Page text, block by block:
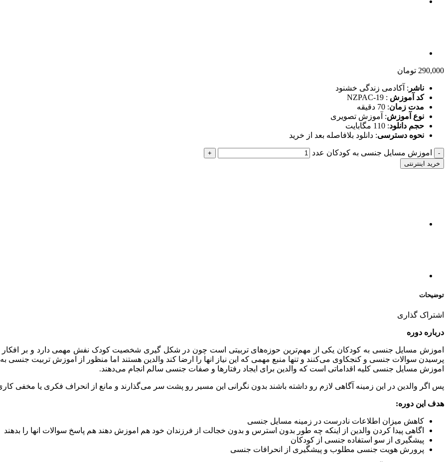
290,000 تومان
ناشر : آکادمی زندگی خشنود
کد آموزش : NZPAC-19
مدت زمان: 70 دقیقه
نوع آموزش: آموزش تصویری
حجم دانلود: 110 مگابایت
نحوه دسترسی: دانلود بلافاصله بعد از خرید
اموزش مسایل جنسی به کودکان عدد
خرید اینترنتی
توضیحات
اشتراک گذاری
درباره دوره
پرسیدن سوالات جنسی و کنجکاوی می‌کنند و تنها منبع مهمی که این نیاز انها را ارضا کند والدین هستند اما منظور از اموزش تربیت جنسی
اموزش مسایل جنسی کلیه اقداماتی است که والدین برای ایجاد رفتارها و صفات جنسی سالم انجام می‌دهند.
پس اگر والدین در این زمینه آگاهی لازم رو داشته باشند بدون نگرانی این مسیر رو پشت سر می‌گذارند و مانع از انحراف فکری یا مخفی
هدف این دوره:
کاهش میزان اطلاعات نادرست در زمینه مسایل جنسی
اگاهی پیدا کردن والدین از اینکه چه طور بدون استرس و بدون خجالت از فرزندان خود هم اموزش دهند هم پاسخ سوالات انها را بدهند
پیشگیری از سو استفاده جنسی از کودکان
پرورش هویت جنسی مطلوب و پیشگیری از انحرافات جنسی